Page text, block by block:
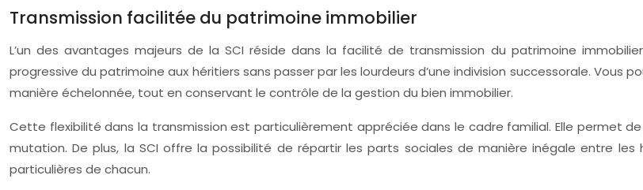
Transmission facilitée du patrimoine immobilier
L’un des avantages majeurs de la SCI réside dans la facilité de transmission du patrimoine
progressive du patrimoine aux héritiers sans passer par les lourdeurs d’une indivision successorale.
manière échelonnée, tout en conservant le contrôle de la gestion du bien immobilier.
Cette flexibilité dans la transmission est particulièrement appréciée dans le cadre familial. Elle permet
mutation. De plus, la SCI offre la possibilité de répartir les parts sociales de manière inégale entre
particulières de chacun.